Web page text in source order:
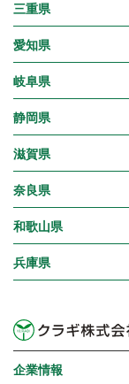
三重県
愛知県
岐阜県
静岡県
滋賀県
奈良県
和歌山県
兵庫県
企業情報